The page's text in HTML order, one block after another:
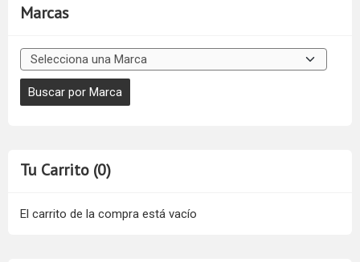
Marcas
Tu Carrito (0)
El carrito de la compra está vacío